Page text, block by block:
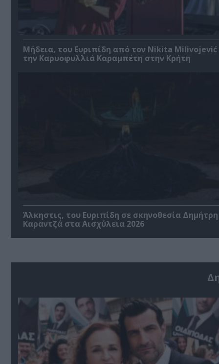
Μήδεια, του Ευριπίδη από τον Nikita Milivojević
την Καρυοφυλλιά Καραμπέτη στην Κρήτη
Άλκηστις, του Ευριπίδη σε σκηνοθεσία Δημήτρη
Καραντζά στα Αισχύλεια 2026